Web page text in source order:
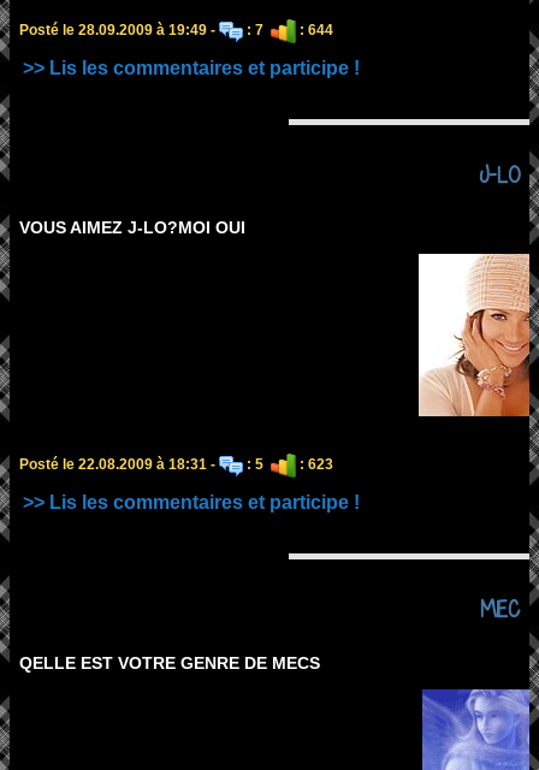
Posté le 28.09.2009 à 19:49 - : 7 : 644
>> Lis les commentaires et participe !
J-LO
VOUS AIMEZ J-LO?MOI OUI
Posté le 22.08.2009 à 18:31 - : 5 : 623
>> Lis les commentaires et participe !
MEC
QELLE EST VOTRE GENRE DE MECS